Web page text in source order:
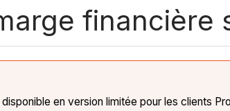
financière
en version limitée pour les clients